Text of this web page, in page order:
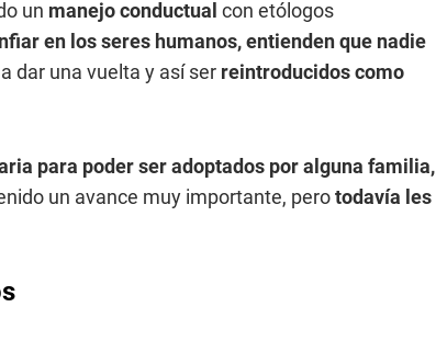
un manejo conductual con etólogos
en los seres humanos, entienden que nadie
dar una vuelta y así ser reintroducidos como
para poder ser adoptados por alguna familia,
un avance muy importante, perotodavía les